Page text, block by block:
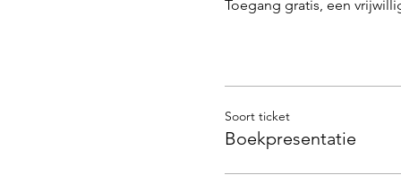
Toegang gratis, een
Soort ticket
Boekpresentatie